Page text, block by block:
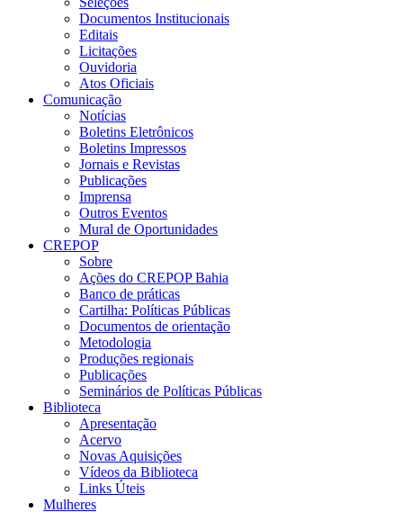
Documentos Institucionais
Editais
Licitações
Ouvidoria
Atos Oficiais
Comunicação
Notícias
Boletins Eletrônicos
Boletins Impressos
Jornais e Revistas
Publicações
Imprensa
Outros Eventos
Mural de Oportunidades
CREPOP
Sobre
Ações do CREPOP Bahia
Banco de práticas
Cartilha: Políticas Públicas
Documentos de orientação
Metodologia
Produções regionais
Publicações
Seminários de Políticas Públicas
Biblioteca
Apresentação
Acervo
Novas Aquisições
Vídeos da Biblioteca
Links Úteis
Mulheres